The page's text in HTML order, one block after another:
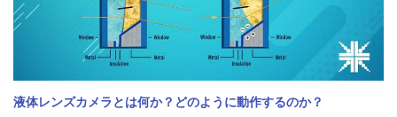
液体レンズカメラとは何か？どのように動作するのか？